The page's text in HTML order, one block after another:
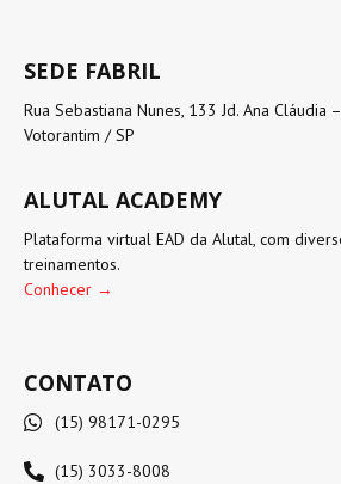
SEDE FABRIL
Rua Sebastiana Nunes, 133 Jd. Ana Cláudia
Votorantim / SP
ALUTAL ACADEMY
Plataforma virtual EAD da Alutal, com
treinamentos.
Conhecer →
CONTATO
(15) 98171-0295
(15) 3033-8008